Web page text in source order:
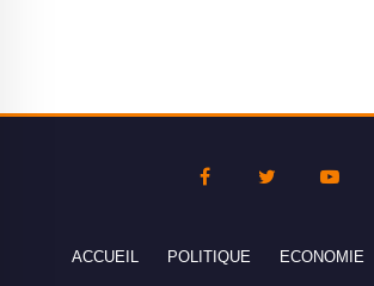
ACCUEIL POLITIQUE ECONOMIE